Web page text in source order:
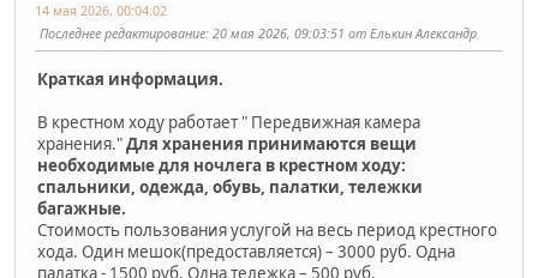
14 мая 2026, 00:04:02
Последнее редактирование: 20 мая 2026, 09:03:51 от Елькин Александр
Краткая информация.
В крестном ходу работает " Передвижная камера
хранения."Для хранения принимаются вещи
необходимые для ночлега в крестном ходу:
спальники, одежда, обувь, палатки, тележки
багажные.
Стоимость пользования услугой на весь период крестного
хода. Один мешок(предоставляется) – 3000 руб. Одна
палатка - 1500 руб. Одна тележка – 500 руб.